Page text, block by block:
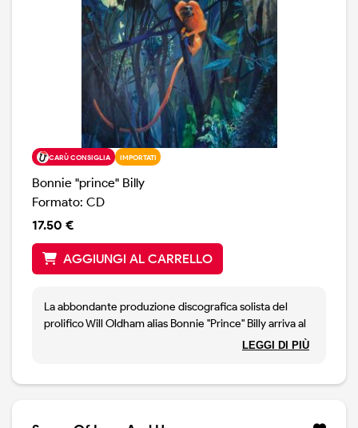
CARÙ CONSIGLIA IMPORTATI
Bonnie "prince" Billy
Formato: CD
17.50 €
AGGIUNGI AL CARRELLO
La abbondante produzione discografica solista del
prolifico Will Oldham alias Bonnie "Prince" Billy arriva al
suo trentunesimo capitolo con "We Are Together
musicista indie folk statunitense provengono Thomas
LEGGI DI PIÙ